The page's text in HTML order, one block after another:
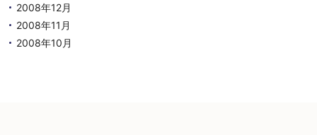
2008年12月
2008年11月
2008年10月